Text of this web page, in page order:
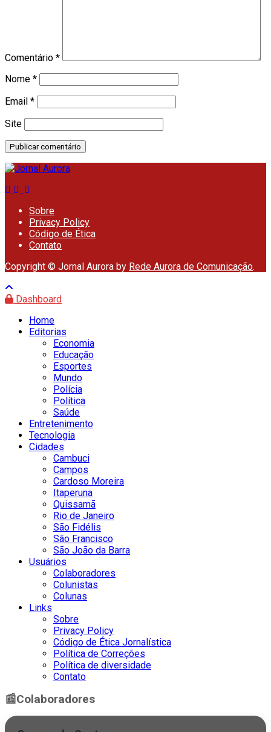
Comentário *
Nome *
Email *
Site
Sobre
Privacy Policy
Código de Ética
Contato
Copyright © Jornal Aurora by Rede Aurora de Comunicação.
Dashboard
Home
Editorias
Economia
Educação
Esportes
Mundo
Polícia
Política
Saúde
Entretenimento
Tecnologia
Cidades
Cambuci
Campos
Cardoso Moreira
Itaperuna
Quissamã
Rio de Janeiro
São Fidélis
São Francisco
São João da Barra
Usuários
Colaboradores
Colunistas
Colunas
Links
Sobre
Privacy Policy
Código de Ética Jornalística
Política de Correções
Política de diversidade
Contato
📰Colaboradores